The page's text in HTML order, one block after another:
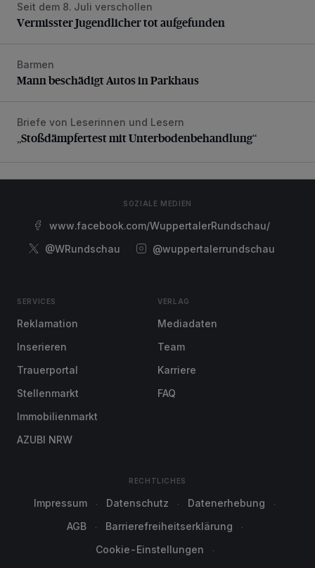
Vermisster Jugendlicher tot aufgefunden
Seit dem 8. Juli verschollen
Vermisster Jugendlicher tot aufgefunden
Mann beschädigt Autos in Parkhaus
Barmen
Mann beschädigt Autos in Parkhaus
„Stoßdämpfertest mit Unterbodenbehandlung“
Briefe von Leserinnen und Lesern
„Stoßdämpfertest mit Unterbodenbehandlung“
SOZIALE MEDIEN
www.facebook.com/WuppertalerRundschau/
@WRundschau
@wuppertalerrundschau
SERVICES
Reklamation
Inserieren
Trauerportal
Stellenmarkt
Immobilienmarkt
AZUBI NRW
VERLAG
Mediadaten
Team
Karriere
FAQ
RECHTLICHES
Impressum Datenschutz
Datenerhebung
AGB
Barrierefreiheitserklärung
Cookie-Einstellungen